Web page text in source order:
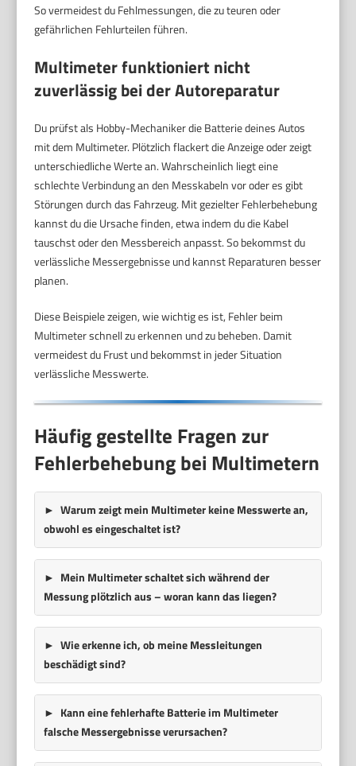
So vermeidest du Fehlmessungen, die zu teuren oder
gefährlichen Fehlurteilen führen.
Multimeter funktioniert nicht
zuverlässig bei der Autoreparatur
Du prüfst als Hobby-Mechaniker die Batterie deines Autos
mit dem Multimeter. Plötzlich flackert die Anzeige oder zeigt
unterschiedliche Werte an. Wahrscheinlich liegt eine
schlechte Verbindung an den Messkabeln vor oder es gibt
Störungen durch das Fahrzeug. Mit gezielter Fehlerbehebung
kannst du die Ursache finden, etwa indem du die Kabel
tauschst oder den Messbereich anpasst. So bekommst du
verlässliche Messergebnisse und kannst Reparaturen besser
planen.
Diese Beispiele zeigen, wie wichtig es ist, Fehler beim
Multimeter schnell zu erkennen und zu beheben. Damit
vermeidest du Frust und bekommst in jeder Situation
verlässliche Messwerte.
Häufig gestellte Fragen zur
Fehlerbehebung bei Multimetern
Warum zeigt mein Multimeter keine Messwerte an,
obwohl es eingeschaltet ist?
Mein Multimeter schaltet sich während der
Messung plötzlich aus – woran kann das liegen?
Wie erkenne ich, ob meine Messleitungen
beschädigt sind?
Kann eine fehlerhafte Batterie im Multimeter
falsche Messergebnisse verursachen?